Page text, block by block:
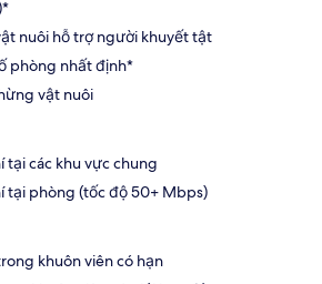
nuôi hỗ trợ người khuyết tật
phòng nhất định*
vật nuôi
tại các khu vực chung
tại phòng (tốc độ 50+ Mbps)
khuôn viên có hạn